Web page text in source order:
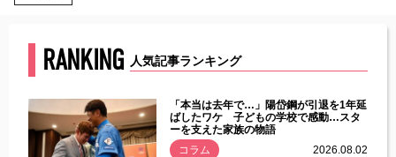
RANKING 人気記事ランキング
「本当は去年で…」陽岱鋼が引退を1年延
ばしたワケ 子どもの学校で感動…スタ
ーを支えた家族の物語
コラム
2026.08.02